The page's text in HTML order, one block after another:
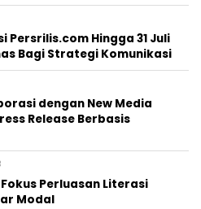
Persrilis.com Hingga 31 Juli
Bagi Strategi Komunikasi
dengan New Media
Release Berbasis
Perluasan Literasi
Modal